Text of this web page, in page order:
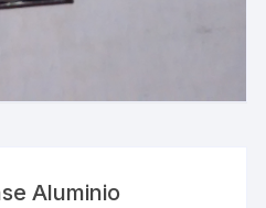
Aluminio